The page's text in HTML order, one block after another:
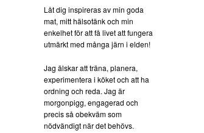
Låt dig inspireras av min goda
mat, mitt hälsotänk och min
enkelhet för att få livet att fungera
utmärkt med många järn i elden!
Jag älskar att träna, planera,
experimentera i köket och att ha
ordning och reda. Jag är
morgonpigg, engagerad och
precis så obekväm som
nödvändigt när det behövs.